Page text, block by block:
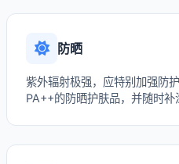
防晒
紫外辐射极强，应特别加强防
PA++的防晒护肤品，并随时补